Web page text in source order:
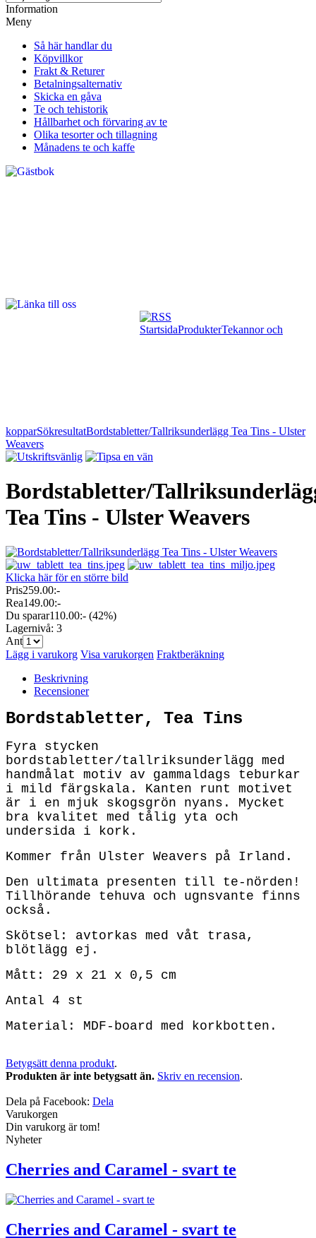
Information
Meny
Så här handlar du
Köpvillkor
Frakt & Returer
Betalningsalternativ
Skicka en gåva
Te och tehistorik
Hållbarhet och förvaring av te
Olika tesorter och tillagning
Månadens te och kaffe
StartsidaProdukterTekannor och
kopparSökresultatBordstabletter/Tallriksunderlägg Tea Tins - Ulster
Weavers
Bordstabletter/
Tea Tins - Ulster Weavers
Klicka här för en större bild
Pris259.00:-
Rea149.00:-
Du sparar110.00:- (42%)
Lagernivå: 3
Ant
Lägg i varukorg Visa varukorgen Fraktberäkning
Beskrivning
Recensioner
Bordstabletter, Tea Tins
Fyra stycken
bordstabletter/tallriksunderlägg med
handmålat motiv av gammaldags teburkar
i mild färgskala. Kanten runt motivet
är i en mjuk skogsgrön nyans. Mycket
bra kvalitet med tålig yta och
undersida i kork.
Kommer från Ulster Weavers på Irland.
Den ultimata presenten till te-nörden!
Tillhörande tehuva och ugnsvante finns
också.
Skötsel: avtorkas med våt trasa,
blötlägg ej.
Mått: 29 x 21 x 0,5 cm
Antal 4 st
Material: MDF-board med korkbotten.
Betygsätt denna produkt.
Produkten är inte betygsatt än. Skriv en recension.
Dela på Facebook: Dela
Varukorgen
Din varukorg är tom!
Nyheter
Cherries and Caramel - svart te
Cherries and Caramel - svart te